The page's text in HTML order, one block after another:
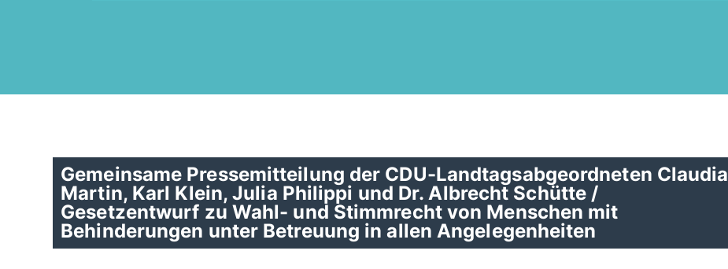
Gemeinsame Pressemitteilung der CDU-Landtagsabgeordneten Claudia
Martin, Karl Klein, Julia Philippi und Dr. Albrecht Schütte /
Gesetzentwurf zu Wahl- und Stimmrecht von Menschen mit
Behinderungen unter Betreuung in allen Angelegenheiten